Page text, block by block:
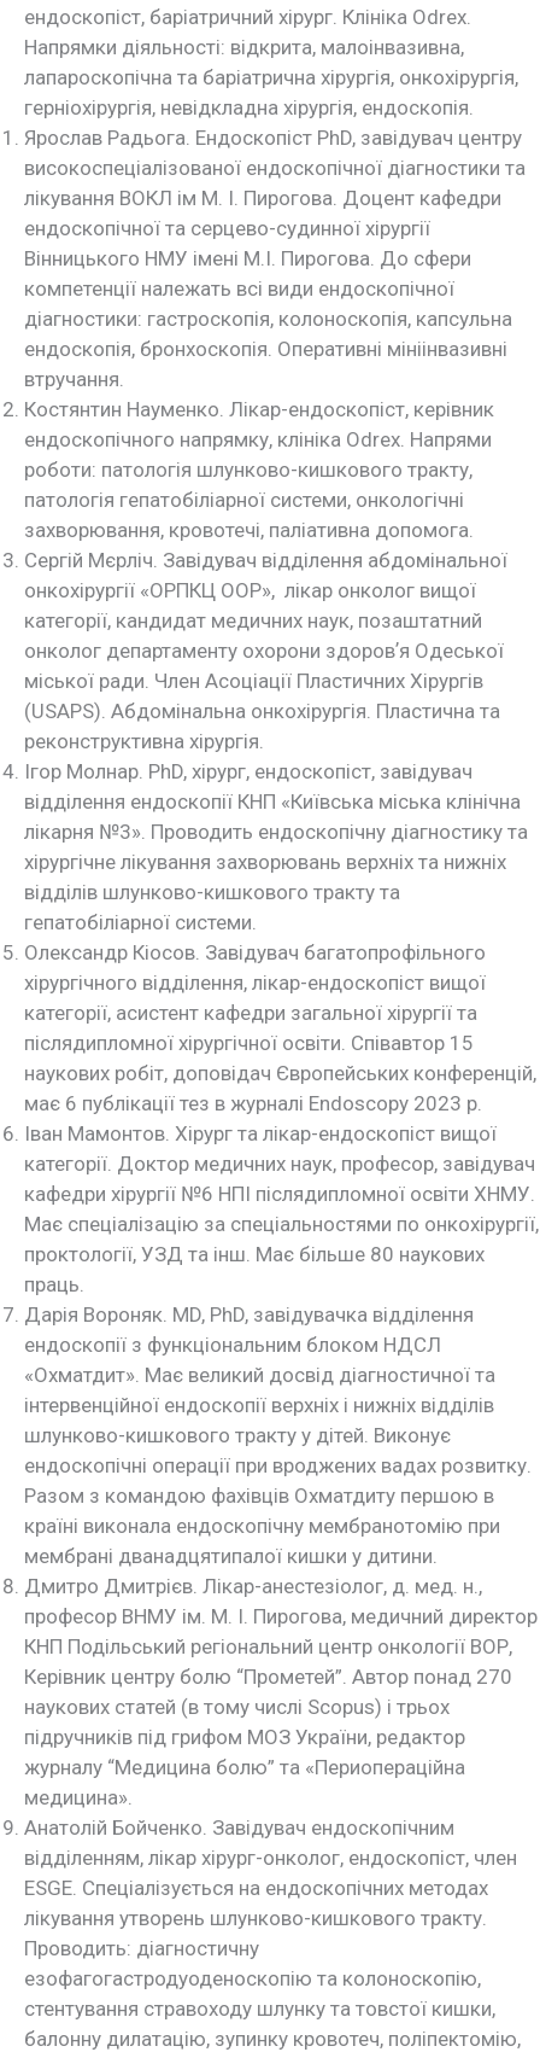
ендоскопіст, баріатричний хірург. Клініка Odrex.
Напрямки діяльності: відкрита, малоінвазивна,
лапароскопічна та баріатрична хірургія, онкохірургія,
герніохірургія, невідкладна хірургія, ендоскопія.
Ярослав Радьога. Ендоскопіст PhD, завідувач центру
високоспеціалізованої ендоскопічної діагностики та
лікування ВОКЛ ім М. І. Пирогова. Доцент кафедри
ендоскопічної та серцево-судинної хірургії
Вінницького НМУ імені М.І. Пирогова. До сфери
компетенції належать всі види ендоскопічної
діагностики: гастроскопія, колоноскопія, капсульна
ендоскопія, бронхоскопія. Оперативні мініінвазивні
втручання.
Костянтин Науменко. Лікар-ендоскопіст, керівник
ендоскопічного напрямку, клініка Odrex. Напрями
роботи: патологія шлунково-кишкового тракту,
патологія гепатобіліарної системи, онкологічні
захворювання, кровотечі, паліативна допомога.
Сергій Мєрліч. Завідувач відділення абдомінальної
онкохірургії «ОРПКЦ ООР», лікар онколог вищої
категорії, кандидат медичних наук, позаштатний
онколог департаменту охорони здоровʼя Одеської
міської ради. Член Асоціації Пластичних Хірургів
(USAPS). Абдомінальна онкохірургія. Пластична та
реконструктивна хірургія.
Ігор Молнар. PhD, хірург, ендоскопіст, завідувач
відділення ендоскопії КНП «Київська міська клінічна
лікарня №3». Проводить ендоскопічну діагностику та
хірургічне лікування захворювань верхніх та нижніх
відділів шлунково-кишкового тракту та
гепатобіліарної системи.
Олександр Кіосов. Завідувач багатопрофільного
хірургічного відділення, лікар-ендоскопіст вищої
категорії, асистент кафедри загальної хірургії та
післядипломної хірургічної освіти. Співавтор 15
наукових робіт, доповідач Європейських конференцій,
має 6 публікації тез в журналі Endoscopy 2023 р.
Іван Мамонтов. Хірург та лікар-ендоскопіст вищої
категорії. Доктор медичних наук, професор, завідувач
кафедри хірургії №6 НПІ післядипломної освіти ХНМУ.
Має спеціалізацію за спеціальностями по онкохірургії,
проктології, УЗД та інш. Має більше 80 наукових
праць.
Дарія Вороняк. MD, PhD, завідувачка відділення
ендоскопії з функціональним блоком НДСЛ
«Охматдит». Має великий досвід діагностичної та
інтервенційної ендоскопії верхніх і нижніх відділів
шлунково-кишкового тракту у дітей. Виконує
ендоскопічні операції при вроджених вадах розвитку.
Разом з командою фахівців Охматдиту першою в
країні виконала ендоскопічну мембранотомію при
мембрані дванадцятипалої кишки у дитини.
Дмитро Дмитрієв. Лікар-анестезіолог, д. мед. н.,
професор ВНМУ ім. М. І. Пирогова, медичний директор
КНП Подільський регіональний центр онкології ВОР,
Керівник центру болю “Прометей”. Автор понад 270
наукових статей (в тому числі Scopus) і трьох
підручників під грифом МОЗ України, редактор
журналу “Медицина болю” та «Периопераційна
медицина».
Анатолій Бойченко. Завідувач ендоскопічним
відділенням, лікар хірург-онколог, ендоскопіст, член
ESGE. Спеціалізується на ендоскопічних методах
лікування утворень шлунково-кишкового тракту.
Проводить: діагностичну
езофагогастродуоденоскопію та колоноскопію,
стентування стравоходу шлунку та товстої кишки,
балонну дилатацію, зупинку кровотеч, поліпектомію,